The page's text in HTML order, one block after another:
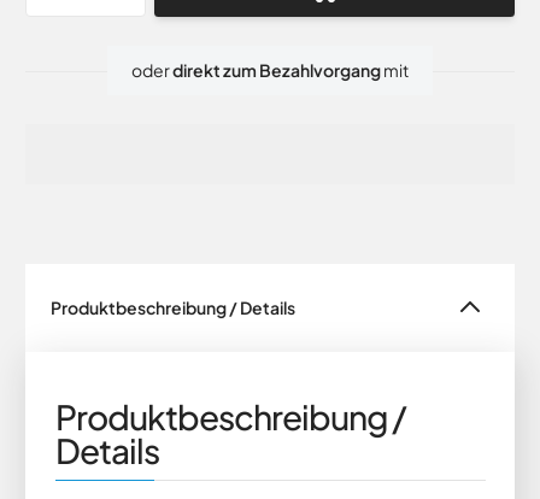
oderdirekt zum Bezahlvorgangmit
Produktbeschreibung / Details
Produktbeschreibung /
Details